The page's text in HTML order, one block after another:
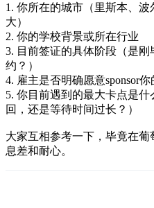
1. 你所在的城市（里斯本、
大）
2. 你的学校背景或所在行业
3. 目前签证的具体阶段（是
约？）
4. 雇主是否明确愿意sponsor
5. 你目前遇到的最大卡点是
回，还是等待时间过长？）
大家互相参考一下，毕竟在
息差和耐心。